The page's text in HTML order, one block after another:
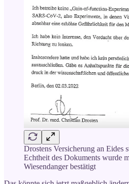
Drostens Versicherung an Eides
Echtheit des Dokuments wurde
Wiesendanger bestätigt